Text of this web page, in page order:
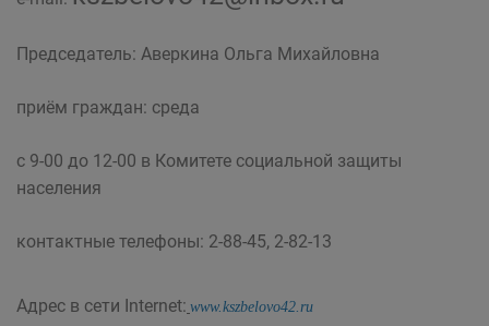
Председатель: Аверкина Ольга Михайловна
приём граждан: среда
с 9-00 до 12-00 в Комитете социальной защиты
населения
контактные телефоны: 2-88-45, 2-82-13
Адрес в сети Internet: www.kszbelovo42.ru